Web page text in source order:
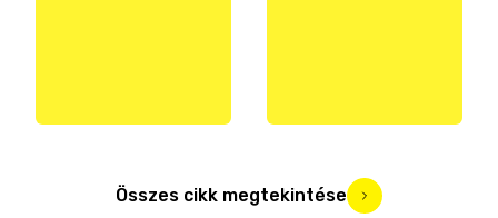
Összes cikk megtekintése